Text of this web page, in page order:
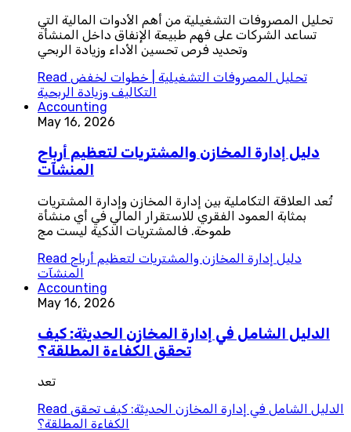
تحليل المصروفات التشغيلية من أهم الأدوات المالية التي
تساعد الشركات على فهم طبيعة الإنفاق داخل المنشأة
وتحديد فرص تحسين الأداء وزيادة الربحي
Read تحليل المصروفات التشغيلية | خطوات لخفض
التكاليف وزيادة الربحية
Accounting
May 16, 2026
دليل إدارة المخازن والمشتريات لتعظيم أرباح
المنشآت
تُعد العلاقة التكاملية بين إدارة المخازن وإدارة المشتريات
بمثابة العمود الفقري للاستقرار المالي في أي منشأة
طموحة. فالمشتريات الذكية ليست مج
Read دليل إدارة المخازن والمشتريات لتعظيم أرباح
المنشآت
Accounting
May 16, 2026
الدليل الشامل في إدارة المخازن الحديثة: كيف
تحقق الكفاءة المطلقة؟
تعد
Read الدليل الشامل في إدارة المخازن الحديثة: كيف تحقق
الكفاءة المطلقة؟